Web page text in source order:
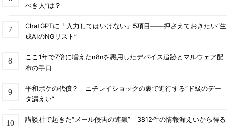
べき人”は？
ChatGPTに「入力してはいけない」5項目――押さえておきたい“生
成AIのNGリスト”
ここ1年で7倍に増えたn8nを悪用したデバイス追跡とマルウェア配
布の手口
平和ボケの代償？ ニチレイショックの裏で進行する“ド級のデー
タ漏えい”
講談社で起きた“メール侵害の連鎖” 3812件の情報漏えいから得る